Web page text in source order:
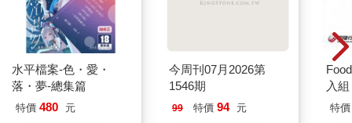
水平檔案-色・愛・
落・夢-總集篇
特價 480 元
今周刊07月2026第
1546期
99 特價 94 元
入組
特價